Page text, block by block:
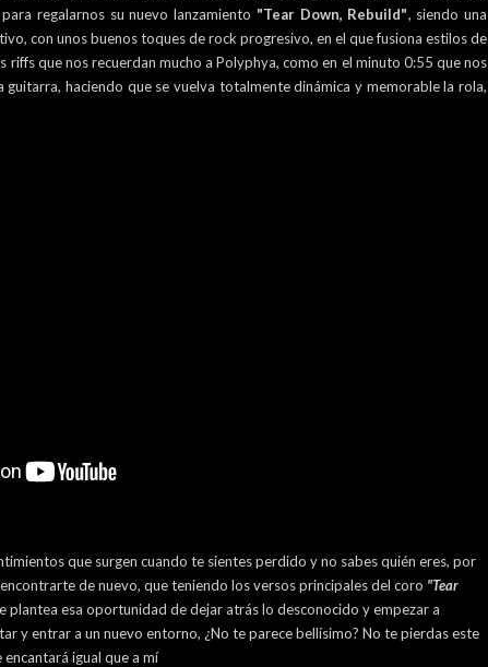
para regalarnos su nuevo lanzamiento "Tear Down, Rebuild", siendo una
con unos buenos toques de rock progresivo, en el que fusiona estilos de
riffs que nos recuerdan mucho a Polyphya, como en el minuto 0:55 que nos
guitarra, haciendo que se vuelva totalmente dinámica y memorable la rola,
que surgen cuando te sientes perdido y no sabes quién eres, por
de nuevo, que teniendo los versos principales del coro "Tear
plantea esa oportunidad de dejar atrás lo desconocido y empezar a
y entrar a un nuevo entorno, ¿No te parece bellísimo? No te pierdas este
igual que a mí